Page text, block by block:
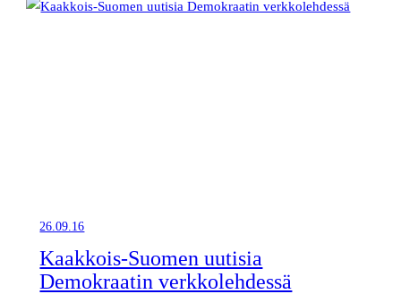
26.09.16
Kaakkois-Suomen uutisia
Demokraatin verkkolehdessä